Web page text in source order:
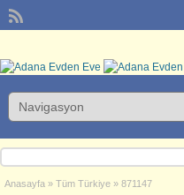
Anasayfa » Tüm Türkiye » 871147